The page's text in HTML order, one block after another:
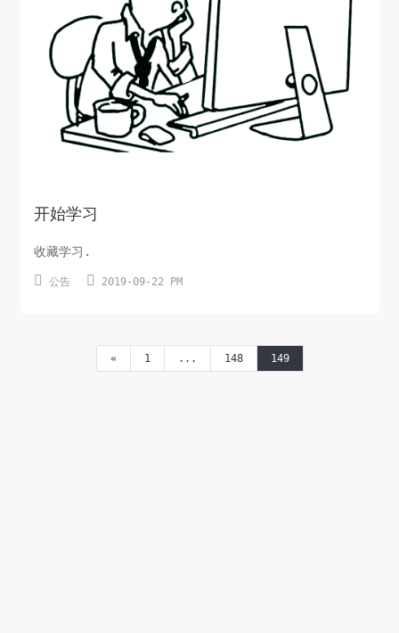
开始学习
收藏学习.
 公告  2019-09-22 PM
« 1 ... 148 149